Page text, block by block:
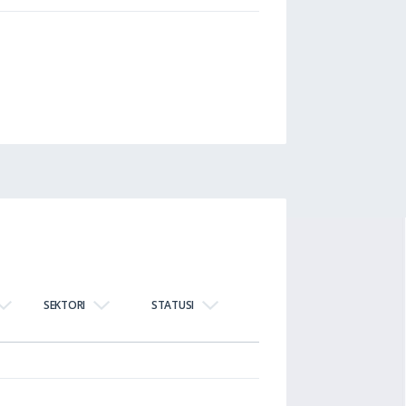
SEKTORI STATUSI